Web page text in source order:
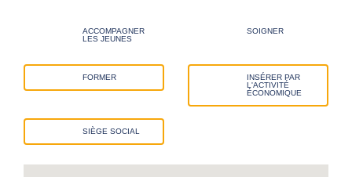
ACCOMPAGNER
LES JEUNES
SOIGNER
FORMER
INSÉRER PAR
L'ACTIVITÉ
ÉCONOMIQUE
SIÈGE SOCIAL